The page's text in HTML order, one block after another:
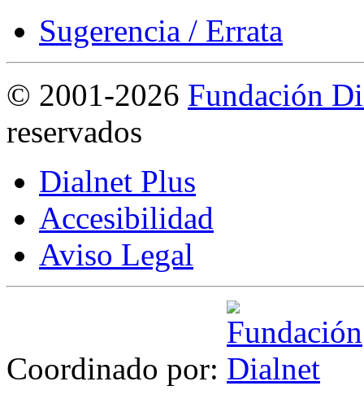
Sugerencia / Errata
© 2001-2026 Fundación
reservados
Dialnet Plus
Accesibilidad
Aviso Legal
Coordinado por: